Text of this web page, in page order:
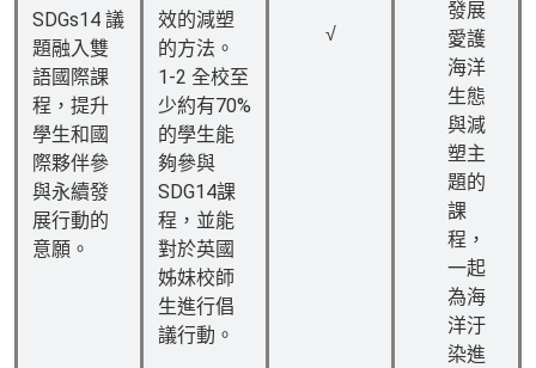
SDGs14 議
題融入雙
語國際課
程，提升
學生和國
際夥伴參
與永續發
展行動的
意願。
效的減塑
的方法。
1-2 全校至
少約有70%
的學生能
夠參與
SDG14課
程，並能
對於英國
姊妹校師
生進行倡
議行動。
√
發展
愛護
海洋
生態
與減
塑主
題的
課
程，
一起
為海
洋汙
染進